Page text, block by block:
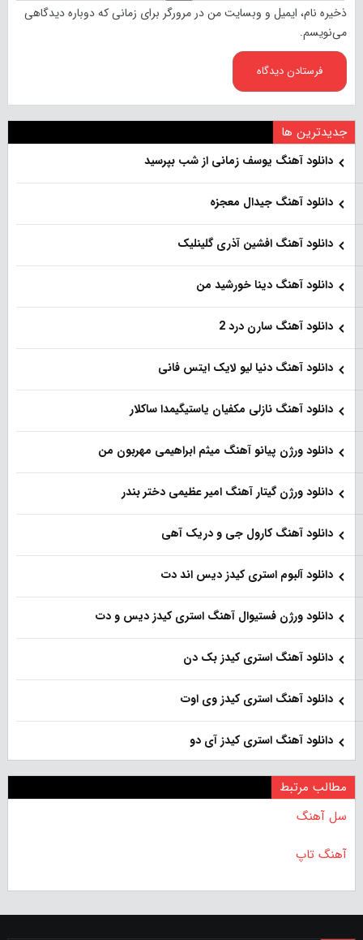
ذخیره نام، ایمیل و وبسایت من در مرورگر برای زمانی که دوباره دیدگاهی
می‌نویسم.
جدیدترین ها
دانلود آهنگ یوسف زمانی از شب بپرسید
دانلود آهنگ جیدال معجزه
دانلود آهنگ افشین آذری گلینلیک
دانلود آهنگ دینا خورشید من
دانلود آهنگ سارن درد 2
دانلود آهنگ دنیا لیو لایک ایتس فانی
دانلود آهنگ نازلی مکفیان یاستیگیمدا ساکلار
دانلود ورژن پیانو آهنگ میثم ابراهیمی مهربون من
دانلود ورژن گیتار آهنگ امیر عظیمی دختر بندر
دانلود آهنگ کارول جی و دریک آهی
دانلود آلبوم استری کیدز دیس اند دت
دانلود ورژن فستیوال آهنگ استری کیدز دیس و دت
دانلود آهنگ استری کیدز بک دن
دانلود آهنگ استری کیدز وی اوت
دانلود آهنگ استری کیدز آی دو
مطالب مرتبط
سل آهنگ
آهنگ تاپ